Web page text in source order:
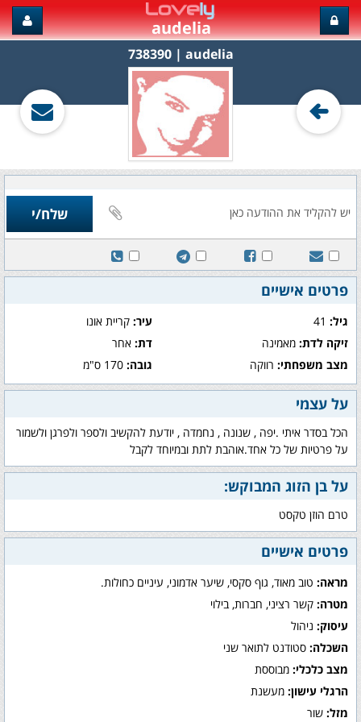
audelia
audelia‏ | 738390
פרטים אישיים
גיל: עיר:קריית אונו
זיקה לדת: מאמינה דת:אחר
מצב משפחתי: רווקה גובה:170 ס"מ
על עצמי
הכל בסדר איתי .יפה , שנונה , נחמדה , יודעת להקשיב ולספר ולפרגן ולשמור
על פרטיות של כל אחד.אוהבת לתת ובמיוחד לקבל
על בן הזוג המבוקש:
טרם הוזן טקסט
פרטים אישיים
מראה: טוב מאוד, גוף סקסי, שיער אדמוני, עיניים כחולות.
מטרה: קשר רציני, חברות, בילוי
עיסוק: ניהול
השכלה: סטודנט לתואר שני
מצב כלכלי: מבוססת
הרגלי עישון: מעשנת
מזל: שור